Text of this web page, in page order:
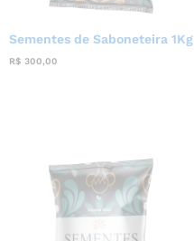
Sementes de Saboneteira 1Kg
R$ 300,00